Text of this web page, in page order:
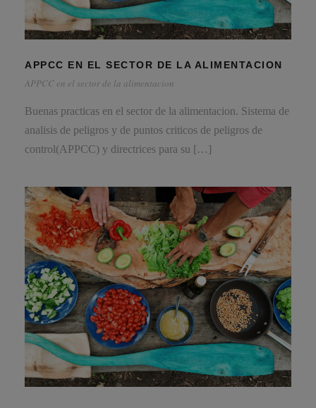
APPCC EN EL SECTOR DE LA ALIMENTACION
APPCC en el sector de la alimentacion
Buenas practicas en el sector de la alimentacion. Sistema de
analisis de peligros y de puntos criticos de peligros de
control(APPCC) y directrices para su […]